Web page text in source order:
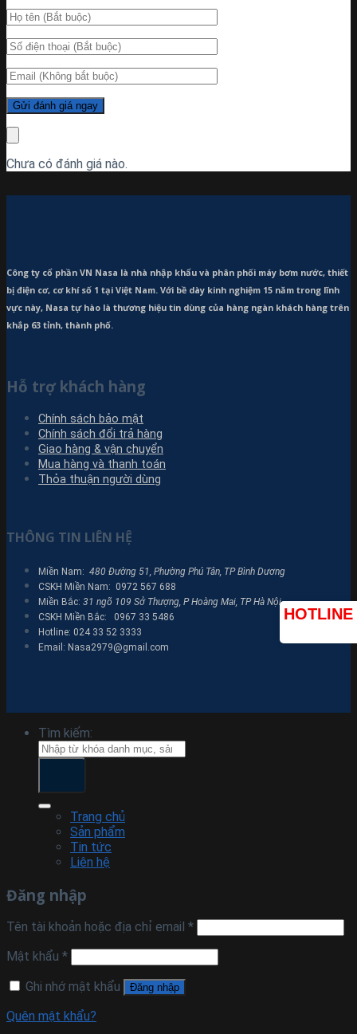
Chưa có đánh giá nào.
Công ty cổ phần VN Nasa là nhà nhập khẩu và phân phối máy bơm nước, thiết
bị điện cơ, cơ khí số 1 tại Việt Nam. Với bề dày kinh nghiệm 15 năm trong lĩnh
vực này, Nasa tự hào là thương hiệu tin dùng của hàng ngàn khách hàng trên
khắp 63 tỉnh, thành phố.
Hỗ trợ khách hàng
Chính sách bảo mật
Chính sách đổi trả hàng
Giao hàng & vận chuyển
Mua hàng và thanh toán
Thỏa thuận người dùng
THÔNG TIN LIÊN HỆ
Miền Nam: 480 Đường 51, Phường Phú Tân, TP Bình Dương
CSKH Miền Nam: 0972 567 688
Miền Bắc: 31 ngõ 109 Sở Thượng, P Hoàng Mai, TP Hà Nội
CSKH Miền Bắc: 0967 33 5486
Hotline: 024 33 52 3333
Email: Nasa2979@gmail.com
Tìm kiếm:
Trang chủ
Sản phẩm
Tin tức
Liên hệ
HOTLINE
Đăng nhập
Tên tài khoản hoặc địa chỉ email *
Mật khẩu *
Ghi nhớ mật khẩu
Đăng nhập
Quên mật khẩu?